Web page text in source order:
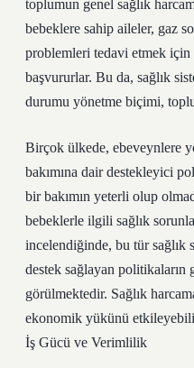
toplumun genel sağlık
bebeklere sahip aileler, gaz
problemleri tedavi etmek için
başvururlar. Bu da, sağlık
durumu yönetme biçimi,
Birçok ülkede, ebeveynlere
bakımına dair destekleyici
bir bakımın yeterli olup
bebeklerle ilgili sağlık
incelendiğinde, bu tür sağlık
destek sağlayan politikaların
görülmektedir. Sağlık
ekonomik yükünü
İş Gücü ve Verimlilik